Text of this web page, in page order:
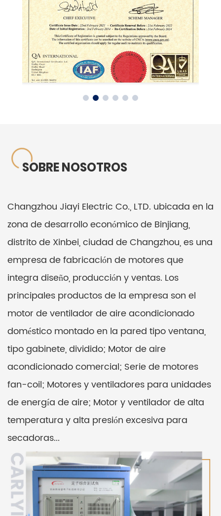
SOBRE NOSOTROS
Changzhou Jiayi Electric Co., LTD. ubicada en la
zona de desarrollo económico de Binjiang,
distrito de Xinbei, ciudad de Changzhou, es una
empresa de fabricación de motores que
integra diseño, producción y ventas. Los
principales productos de la empresa son el
motor de ventilador de aire acondicionado
doméstico montado en la pared tipo ventana,
tipo gabinete, dividido; Motor de aire
acondicionado comercial; Serie de motores
fan-coil; Motores y ventiladores para unidades
de energía de aire; Motor y ventilador de alta
temperatura y alta presión excesiva para
secadoras...